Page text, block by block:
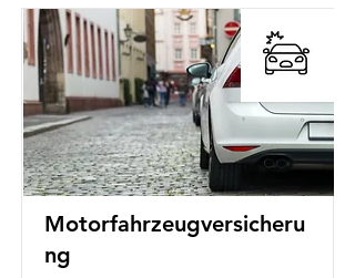
Motorfahrzeugversicheru
ng